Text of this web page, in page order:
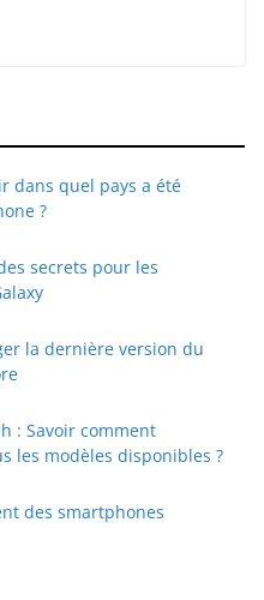
dans quel pays a été
?
secrets pour les
la dernière version du
: Savoir comment
les modèles disponibles ?
des smartphones